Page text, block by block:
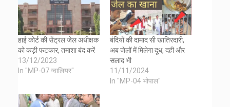
हाई कोर्ट की सेंट्रल जेल अधीक्षक
को कड़ी फटकार, तमाशा बंद करें
13/12/2023
In "MP-07 ग्वालियर"
बंदियों की दामाद सी खातिरदारी,
अब जेलों में मिलेगा दूध, दही और
सलाद भी
11/11/2024
In "MP-04 भोपाल"